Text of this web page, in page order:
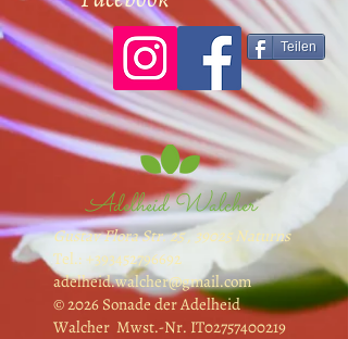
Teilen
Adelheid Walcher
Gustav Flora Str. 25 , 39025 Naturns
Tel.: +393452796692
adelheid.walcher@gmail.com
© 2026 Sonade der Adelheid
Walcher Mwst.-Nr. IT02757400219